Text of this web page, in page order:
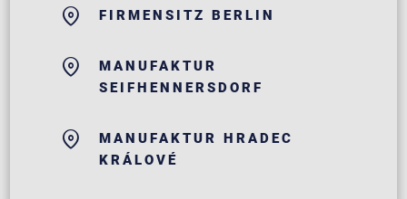
FIRMENSITZ BERLIN
MANUFAKTUR
SEIFHENNERSDORF
MANUFAKTUR HRADEC
KRÁLOVÉ